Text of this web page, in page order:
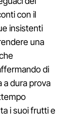
con il
insistenti
una
di
a dura prova
i suoi frutti e